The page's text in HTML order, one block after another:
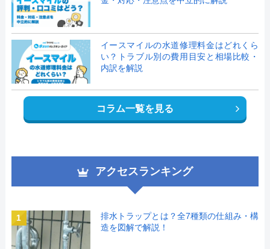
イースマイルの水道修理料金はどれくら
い？トラブル別の費用目安と相場比較・
内訳を解説
コラム一覧を見る
アクセスランキング
1
排水トラップとは？全7種類の仕組み・構
造を図解で解説！